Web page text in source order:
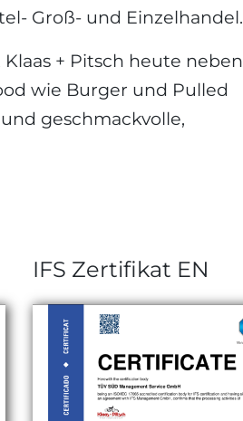
Groß- und Einzelhandel.
+ Pitsch heute neben
wie Burger und Pulled
geschmackvolle,
IFS Zertifikat EN